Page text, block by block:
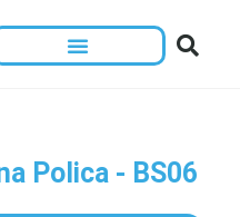
Polica - BS06